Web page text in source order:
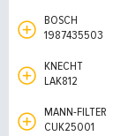
BOSCH
1987435503
KNECHT
LAK812
MANN-FILTER
CUK25001